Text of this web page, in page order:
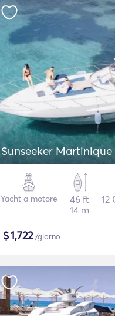
Sunseeker Martinique
Yacht a motore
46 ft
14 m
12
$1,722/giorno